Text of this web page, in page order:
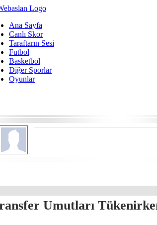
Ana Sayfa
Canlı Skor
Taraftarın Sesi
Futbol
Basketbol
Diğer Sporlar
Oyunlar
Umutları